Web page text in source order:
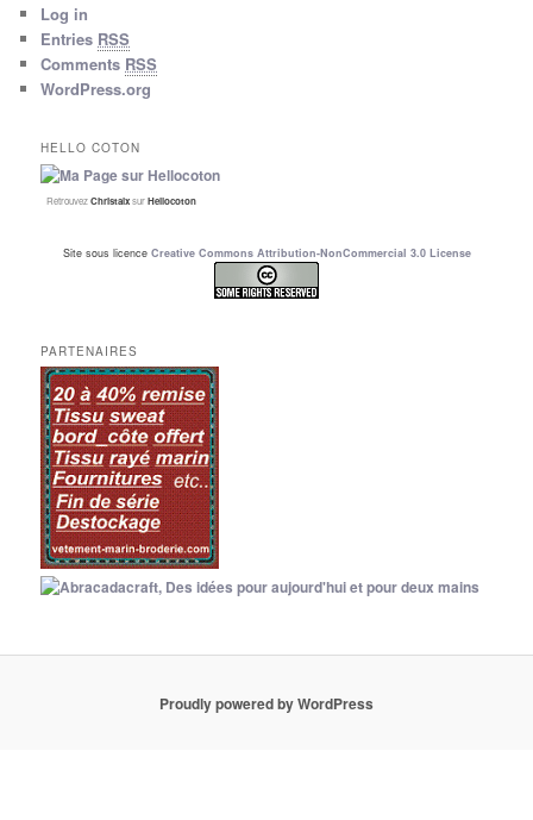
Log in
Entries RSS
Comments RSS
WordPress.org
HELLO COTON
RetrouvezChristalxsurHellocoton
Site sous licence Creative Commons Attribution-NonCommercial 3.0 License
PARTENAIRES
Proudly powered by WordPress